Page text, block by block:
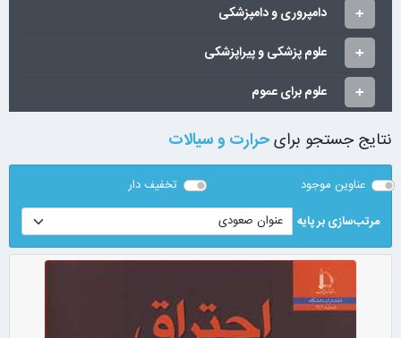
دامپروری و دامپزشکی
علوم پزشکی و پیراپزشکی
علوم برای عموم
نتایج جستجو برایحرارت و سیالات
عناوین موجود
تخفیف دار
مرتب‌سازی بر پایه